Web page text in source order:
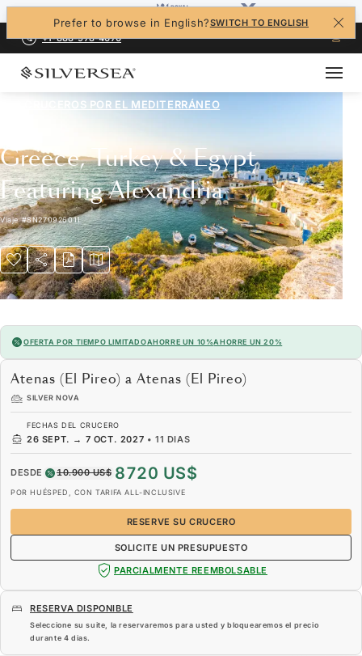
Prefer to browse in English?SWITCH TO ENGLISH
+1-888-978-4070
LOS CRUCEROS POR EL MEDITERRÁNEO
Greece, Turkey & Egypt
Featuring Alexandria
Viaje#SN270926011
OFERTA POR TIEMPO LIMITADOAHORRE UN 10%AHORRE UN 20%
Atenas (El Pireo) a Atenas (El Pireo)
SILVER NOVA
FECHAS DEL CRUCERO
26 SEPT. → 7 OCT. 2027 •11 DIAS
DESDE 10.900 US$ 8720 US$
POR HUÉSPED, CON TARIFA ALL-INCLUSIVE
RESERVE SU CRUCERO
SOLICITE UN PRESUPUESTO
PARCIALMENTE REEMBOLSABLE
RESERVA DISPONIBLE
Seleccione su suite, la reservaremos para usted y bloquearemos el precio
durante 4 dias.